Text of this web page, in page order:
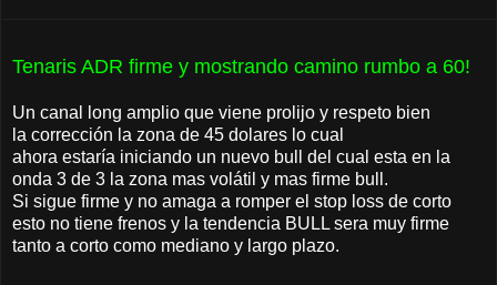
Tenaris ADR firme y mostrando camino rumbo a 60!
Un canal long amplio que viene prolijo y respeto bien
la corrección la zona de 45 dolares lo cual
ahora estaría iniciando un nuevo bull del cual esta en la
onda 3 de 3 la zona mas volátil y mas firme bull.
Si sigue firme y no amaga a romper el stop loss de corto
esto no tiene frenos y la tendencia BULL sera muy firme
tanto a corto como mediano y largo plazo.